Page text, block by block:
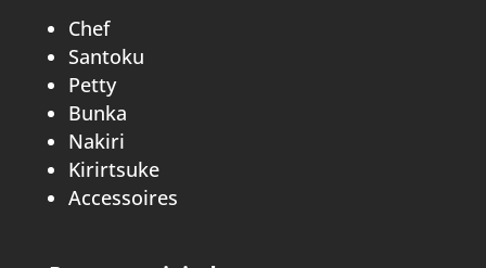
Chef
Santoku
Petty
Bunka
Nakiri
Kirirtsuke
Accessoires